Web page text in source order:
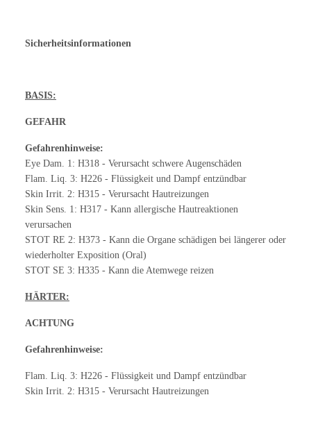
Sicherheitsinformationen
BASIS:
GEFAHR
Gefahrenhinweise:
Eye Dam. 1: H318 - Verursacht schwere Augenschäden
Flam. Liq. 3: H226 - Flüssigkeit und Dampf entzündbar
Skin Irrit. 2: H315 - Verursacht Hautreizungen
Skin Sens. 1: H317 - Kann allergische Hautreaktionen
verursachen
STOT RE 2: H373 - Kann die Organe schädigen bei längerer oder
wiederholter Exposition (Oral)
STOT SE 3: H335 - Kann die Atemwege reizen
HÄRTER:
ACHTUNG
Gefahrenhinweise:
Flam. Liq. 3: H226 - Flüssigkeit und Dampf entzündbar
Skin Irrit. 2: H315 - Verursacht Hautreizungen